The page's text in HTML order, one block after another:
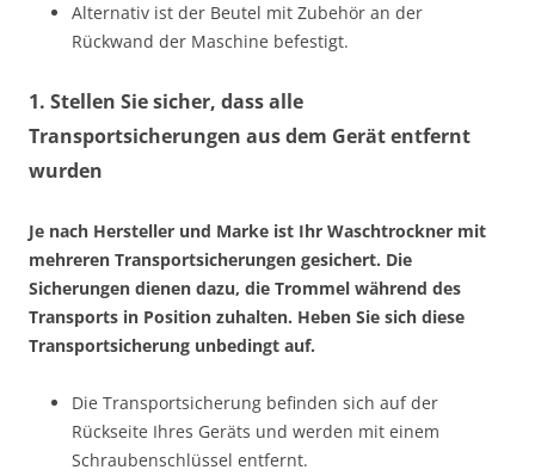
Alternativ ist der Beutel mit Zubehör an der
Rückwand der Maschine befestigt.
1. Stellen Sie sicher, dass alle
Transportsicherungen aus dem Gerät entfernt
wurden
Je nach Hersteller und Marke ist Ihr Waschtrockner mit
mehreren Transportsicherungen gesichert. Die
Sicherungen dienen dazu, die Trommel während des
Transports in Position zuhalten. Heben Sie sich diese
Transportsicherung unbedingt auf.
Die Transportsicherung befinden sich auf der
Rückseite Ihres Geräts und werden mit einem
Schraubenschlüssel entfernt.